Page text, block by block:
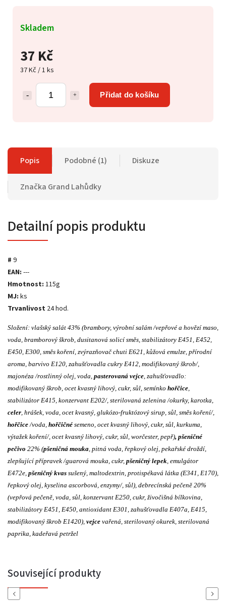
37 Kč
37 Kč / 1 ks
Přidat do košíku
Skladem
Popis Podobné (1) Diskuze
Značka Grand Lahůdky
Detailní popis produktu
# 9
EAN: ---
Hmotnost: 115g
MJ: ks
Trvanlivost 24 hod.
Složení: vlašský salát 43% (brambory, výrobní salám /vepřové a hovězí maso,
voda, bramborový škrob, dusitanová solicí směs, stabilizátory E451, E452,
E450, E300, směs koření, zvýrazňovač chuti E621, kůžová emulze, přírodní
aroma, barvivo E120, zahušťovadla cukry E412, modifikovaný škrob/,
majonéza /rostlinný olej, voda, pasterovaná vejce , zahušťovadlo:
modifikovaný škrob, ocet kvasný lihový, cukr, sůl, semínko hořčice
stabilizátor E415, konzervant E202/, sterilovaná zelenina /okurky, karotka,
celer , hrášek, voda, ocet kvasný, glukózo-fruktózový sirup, sůl, směs koření/,
hořčice /voda, hořčičné semeno, ocet kvasný lihový, cukr, sůl, kurkuma,
výtažek koření/, ocet kvasný lihový, cukr, sůl, worčester, pepř), pšeničné
pečivo 22% (pšeničná mouka , pitná voda, řepkový olej, pekařské droždí,
zlepšující přípravek /guarová mouka, cukr, pšeničný lepek , emulgátor
E472e, pšeničný kvas sušený, maltodextrin, protispékavá látka (E341, E170),
řepkový olej, kyselina ascorbová, enzymy/, sůl), debrecínská pečeně 20%
(vepřová pečeně, voda, sůl, konzervant E250, cukr, živočišná bílkovina,
stabilizátory E451, E450, antioxidant E301, zahušťovadla E407a, E415,
modifikovaný škrob E1420), vejce vařená, sterilovaný okurek, sterilovaná
paprika, kadeřavá petržel
Související produkty
Previous Next